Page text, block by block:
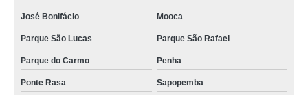
José Bonifácio Mooca
Parque São Lucas Parque São Rafael
Parque do Carmo Penha
Ponte Rasa Sapopemba